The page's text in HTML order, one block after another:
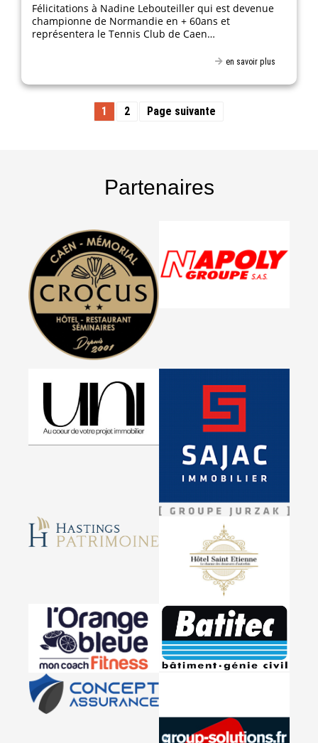
Félicitations à Nadine Lebouteiller qui est devenue
championne de Normandie en + 60ans et
représentera le Tennis Club de Caen…
en savoir plus
PaginationPage
1 Page
2 Page suivante
Partenaires